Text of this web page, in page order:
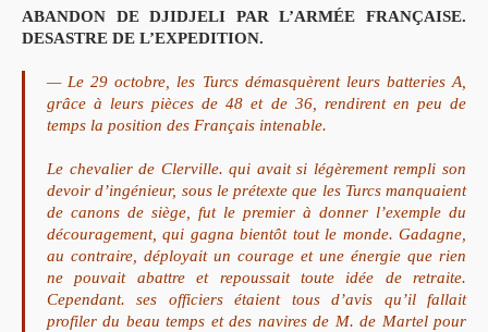
ABANDON DE DJIDJELI PAR L’ARMÉE FRANÇAISE.
DESASTRE DE L’EXPEDITION.
— Le 29 octobre, les Turcs démasquèrent leurs batteries A,
grâce à leurs pièces de 48 et de 36, rendirent en peu de
temps la position des Français intenable.
Le chevalier de Clerville. qui avait si légèrement rempli son
devoir d’ingénieur, sous le prétexte que les Turcs manquaient
de canons de siège, fut le premier à donner l’exemple du
découragement, qui gagna bientôt tout le monde. Gadagne,
au contraire, déployait un courage et une énergie que rien
ne pouvait abattre et repoussait toute idée de retraite.
Cependant. ses officiers étaient tous d’avis qu’il fallait
profiler du beau temps et des navires de M. de Martel pour